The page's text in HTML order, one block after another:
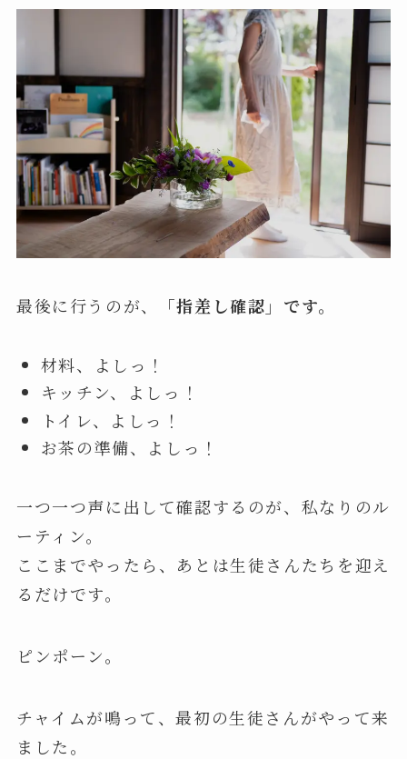
最後に行うのが、 「指差し確認」です。
材料、よしっ！
キッチン、よしっ！
トイレ、よしっ！
お茶の準備、よしっ！
一つ一つ声に出して確認するのが、私なりのル
ーティン。
ここまでやったら、あとは生徒さんたちを迎え
るだけです。
ピンポーン。
チャイムが鳴って、最初の生徒さんがやって来
ました。